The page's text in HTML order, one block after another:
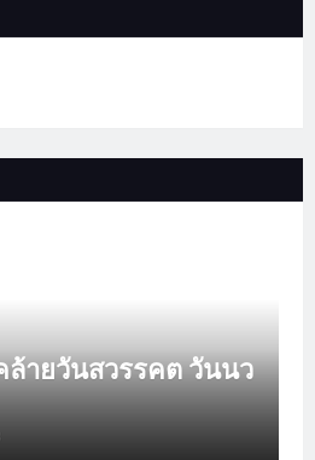
ายวันสวรรคต วันนว